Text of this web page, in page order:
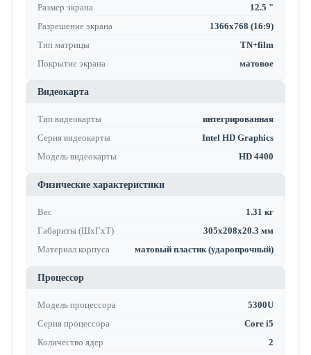
Размер экрана
12.5 "
Разрешение экрана
1366x768 (16:9)
Тип матрицы
TN+film
Покрытие экрана
матовое
Видеокарта
Тип видеокарты
интегрированная
Серия видеокарты
Intel HD Graphics
Модель видеокарты
HD 4400
Физические характеристики
Вес
1.31 кг
Габариты (ШхГхТ)
305х208х20.3 мм
Материал корпуса
матовый пластик (ударопрочный)
Процессор
Модель процессора
5300U
Серия процессора
Core i5
Количество ядер
2